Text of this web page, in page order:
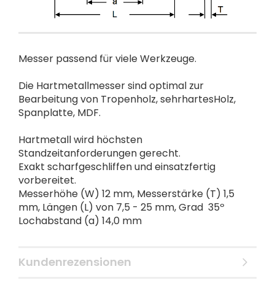
Messer passend für viele Werkzeuge.
Die Hartmetallmesser sind optimal zur
Bearbeitung von Tropenholz, sehrhartesHolz,
Spanplatte, MDF.
Hartmetall wird höchsten
Standzeitanforderungen gerecht.
Exakt scharfgeschliffen und einsatzfertig
vorbereitet.
Messerhöhe (W) 12 mm, Messerstärke (T) 1,5
mm, Längen (L) von 7,5 - 25 mm, Grad 35º
Lochabstand (a) 14,0 mm
Kundenrezensionen